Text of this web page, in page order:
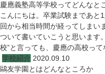
慶應義塾高等学校ってどんなと
こんにちは。卒業試験まであと
回から相当時間が経ってしまい
ついて書いていこうと思います
校”と言っても、慶應の高校っ
学校紹介 2020.09.10
鷗友学園とはどんなところか